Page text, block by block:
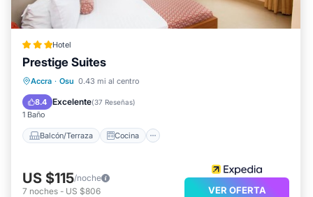
Hotel
Prestige Suites
Accra · Osu 0.43 mi al centro
8.4 Excelente(37 Reseñas)
1 Baño
Balcón/Terraza Cocina
Balcón/Terraza
Aire acondicionado
US $115/noche
7 noches - US $806 VER OFERTA